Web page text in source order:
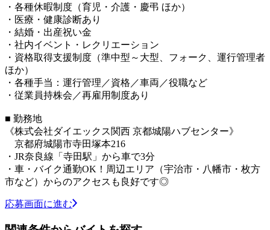
・各種休暇制度（育児・介護・慶弔 ほか）
・医療・健康診断あり
・結婚・出産祝い金
・社内イベント・レクリエーション
・資格取得支援制度（準中型～大型、フォーク、運行管理者
ほか）
・各種手当：運行管理／資格／車両／役職など
・従業員持株会／再雇用制度あり
■ 勤務地
《株式会社ダイエックス関西 京都城陽ハブセンター》
京都府城陽市寺田塚本216
・JR奈良線「寺田駅」から車で3分
・車・バイク通勤OK！周辺エリア（宇治市・八幡市・枚方
市など）からのアクセスも良好です◎
応募画面に進む